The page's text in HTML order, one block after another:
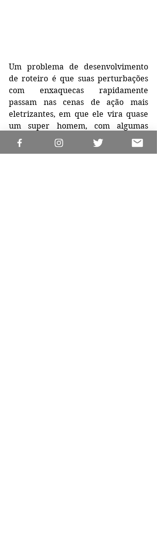
Um problema de desenvolvimento
de roteiro é que suas perturbações
com enxaquecas rapidamente
passam nas cenas de ação mais
eletrizantes, em que ele vira quase
um super homem, com algumas
fracas tentativas de demonstrar dor
ao final das cenas, quando a